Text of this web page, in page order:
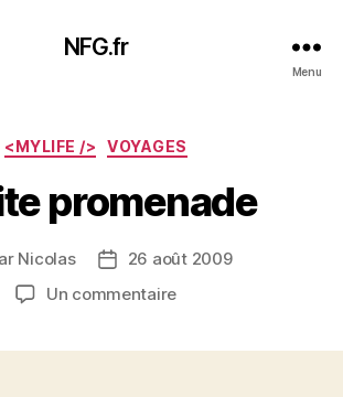
NFG.fr
Menu
Catégories
<MYLIFE /> VOYAGES
promenade
Nicolas
Date26 août 2009
Un commentairesur